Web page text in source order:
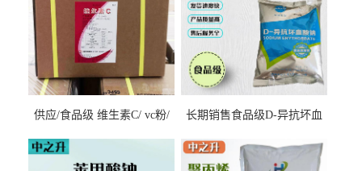
供应/食品级 维生素C/ vc粉/
长期销售食品级D-异抗坏血